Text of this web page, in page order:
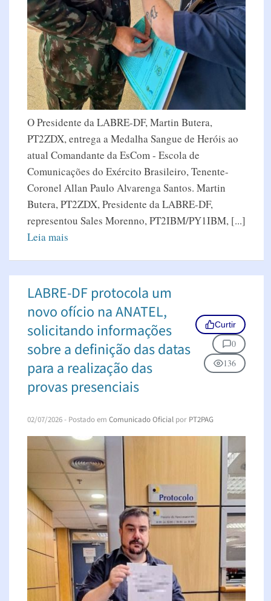
O Presidente da LABRE-DF, Martin Butera,
PT2ZDX, entrega a Medalha Sangue de Heróis ao
atual Comandante da EsCom - Escola de
Comunicações do Exército Brasileiro, Tenente-
Coronel Allan Paulo Alvarenga Santos. Martin
Butera, PT2ZDX, Presidente da LABRE-DF,
representou Sales Morenno, PT2IBM/PY1IBM, [...]
Leia mais
LABRE-DF protocola um
novo ofício na ANATEL,
solicitando informações
sobre a definição das datas
para a realização das
provas presenciais
Curtir
0
136
02/07/2026- Postado em Comunicado Oficial por PT2PAG